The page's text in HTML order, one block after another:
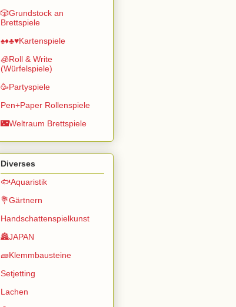
🎲Grundstock an
Brettspiele
♠️♦️♣️♥️Kartenspiele
🧊Roll & Write
(Würfelspiele)
🥳Partyspiele
Pen+Paper Rollenspiele
🌃Weltraum Brettspiele
Diverses
🐟Aquaristik
💐Gärtnern
Handschattenspielkunst
🏯JAPAN
🧱Klemmbausteine
Setjetting
Lachen